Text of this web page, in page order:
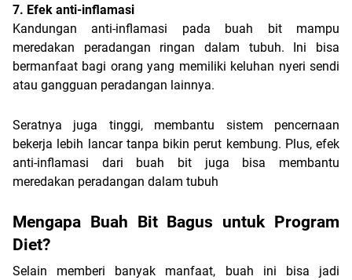
7. Efek anti-inflamasi
Kandungan anti-inflamasi pada buah bit mampu
meredakan peradangan ringan dalam tubuh. Ini bisa
bermanfaat bagi orang yang memiliki keluhan nyeri sendi
atau gangguan peradangan lainnya.
Seratnya juga tinggi, membantu sistem pencernaan
bekerja lebih lancar tanpa bikin perut kembung. Plus, efek
anti-inflamasi dari buah bit juga bisa membantu
meredakan peradangan dalam tubuh
Mengapa Buah Bit Bagus untuk Program
Diet?
Selain memberi banyak manfaat, buah ini bisa jadi